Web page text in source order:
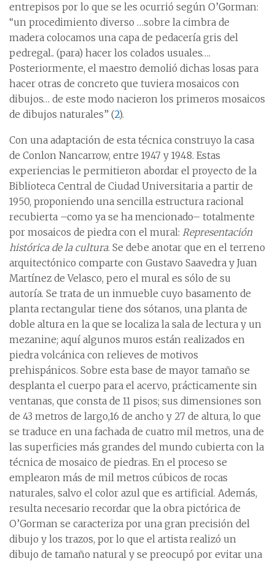
entrepisos por lo que se les ocurrió según O’Gorman:
“un procedimiento diverso …sobre la cimbra de
madera colocamos una capa de pedacería gris del
pedregal.. (para) hacer los colados usuales….
Posteriormente, el maestro demolió dichas losas para
hacer otras de concreto que tuviera mosaicos con
dibujos… de este modo nacieron los primeros mosaicos
de dibujos naturales” (2).
Con una adaptación de esta técnica construyo la casa
de Conlon Nancarrow, entre 1947 y 1948. Estas
experiencias le permitieron abordar el proyecto de la
Biblioteca Central de Ciudad Universitaria a partir de
1950, proponiendo una sencilla estructura racional
recubierta –como ya se ha mencionado– totalmente
por mosaicos de piedra con el mural: Representación
histórica de la cultura. Se debe anotar que en el terreno
arquitectónico comparte con Gustavo Saavedra y Juan
Martínez de Velasco, pero el mural es sólo de su
autoría. Se trata de un inmueble cuyo basamento de
planta rectangular tiene dos sótanos, una planta de
doble altura en la que se localiza la sala de lectura y un
mezanine; aquí algunos muros están realizados en
piedra volcánica con relieves de motivos
prehispánicos. Sobre esta base de mayor tamaño se
desplanta el cuerpo para el acervo, prácticamente sin
ventanas, que consta de 11 pisos; sus dimensiones son
de 43 metros de largo,16 de ancho y 27 de altura, lo que
se traduce en una fachada de cuatro mil metros, una de
las superficies más grandes del mundo cubierta con la
técnica de mosaico de piedras. En el proceso se
emplearon más de mil metros cúbicos de rocas
naturales, salvo el color azul que es artificial. Además,
resulta necesario recordar que la obra pictórica de
O’Gorman se caracteriza por una gran precisión del
dibujo y los trazos, por lo que el artista realizó un
dibujo de tamaño natural y se preocupó por evitar una